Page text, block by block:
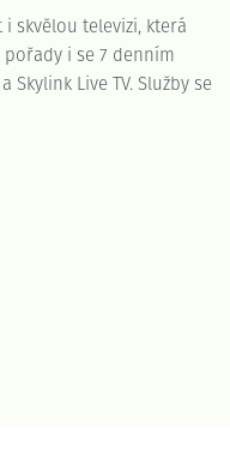
skvělou televizi, která
i se 7 denním
Skylink Live TV. Služby se